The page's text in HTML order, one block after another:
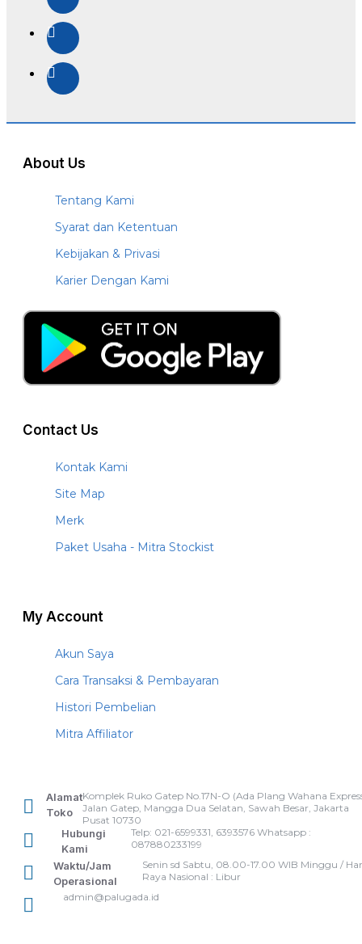
About Us
Tentang Kami
Syarat dan Ketentuan
Kebijakan & Privasi
Karier Dengan Kami
Contact Us
Kontak Kami
Site Map
Merk
Paket Usaha - Mitra Stockist
My Account
Akun Saya
Cara Transaksi & Pembayaran
Histori Pembelian
Mitra Affiliator
Alamat
Toko
Komplek Ruko Gatep No.17N-O (Ada Plang Wahana
Jalan Gatep, Mangga Dua Selatan, Sawah Besar, Jakarta
Pusat 10730
Hubungi
Kami
Telp: 021-6599331, 6393576 Whatsapp :
087880233199
Waktu/Jam
Operasional
Senin sd Sabtu, 08.00-17.00 WIB Minggu /
Raya Nasional : Libur
admin@palugada.id